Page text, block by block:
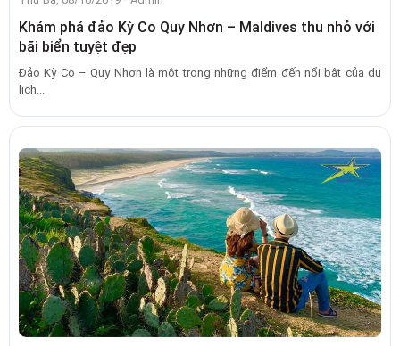
Khám phá đảo Kỳ Co Quy Nhơn – Maldives thu nhỏ với
bãi biển tuyệt đẹp
Đảo Kỳ Co – Quy Nhơn là một trong những điểm đến nổi bật của du
lịch...